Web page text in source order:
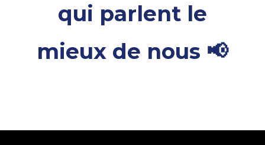
qui parlent le
mieux de nous 📢